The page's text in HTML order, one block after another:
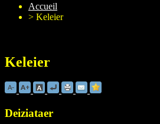
Accueil
> Keleier
Keleier
Deiziataer